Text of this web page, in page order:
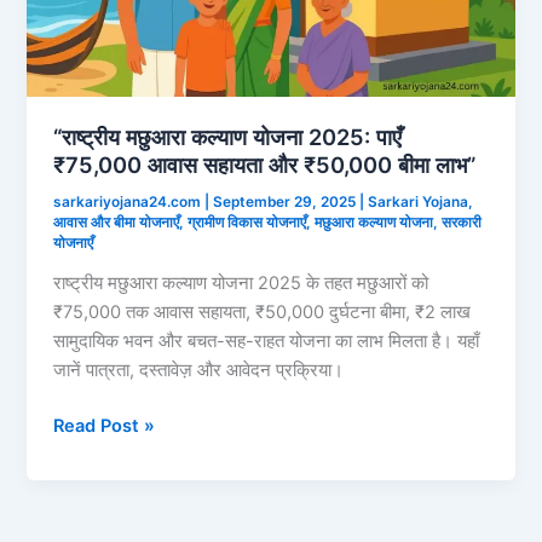
“राष्ट्रीय मछुआरा कल्याण योजना 2025: पाएँ
₹75,000 आवास सहायता और ₹50,000 बीमा लाभ”
sarkariyojana24.com |September 29, 2025 |Sarkari Yojana,
आवास और बीमा योजनाएँ,ग्रामीण विकास योजनाएँ,मछुआरा कल्याण योजना,सरकारी
योजनाएँ
राष्ट्रीय मछुआरा कल्याण योजना 2025 के तहत मछुआरों को
₹75,000 तक आवास सहायता, ₹50,000 दुर्घटना बीमा, ₹2 लाख
सामुदायिक भवन और बचत-सह-राहत योजना का लाभ मिलता है। यहाँ
जानें पात्रता, दस्तावेज़ और आवेदन प्रक्रिया।
“राष्ट्रीय
Read Post »